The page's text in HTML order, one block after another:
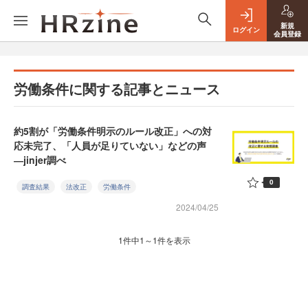
ログイン
新規
会員登録
労働条件に関する記事とニュース
約5割が「労働条件明示のルール改正」への対
応未完了、「人員が足りていない」などの声
―jinjer調べ
調査結果 法改正 労働条件
2024/04/25
0
1件中1～1件を表示